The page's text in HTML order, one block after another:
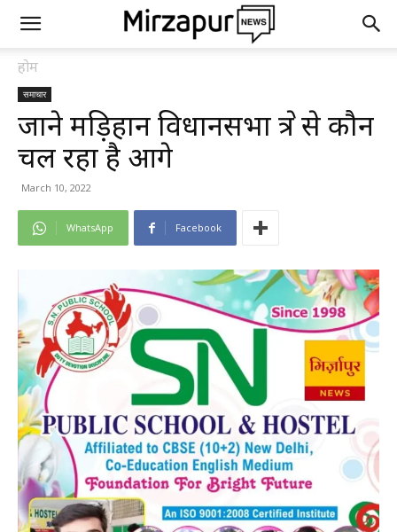
होम
समाचार
जाने मड़िहान विधानसभा क्षेत्र से कौन
चल रहा है आगे
March 10, 2022
WhatsApp Facebook